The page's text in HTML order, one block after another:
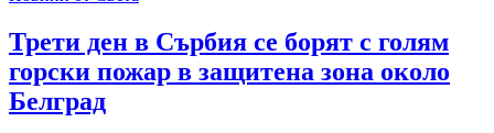
Трети ден в Сърбия се борят с голям
горски пожар в защитена зона около
Белград